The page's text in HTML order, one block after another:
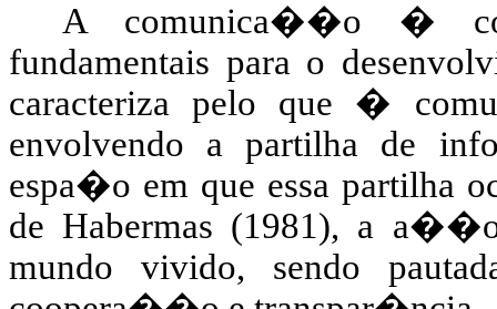
A comunica��o �
fundamentais para o
caracteriza pelo que �
envolvendo a partilha de
espa�o em que essa partilha
de Habermas (1981), a
mundo vivido, sendo